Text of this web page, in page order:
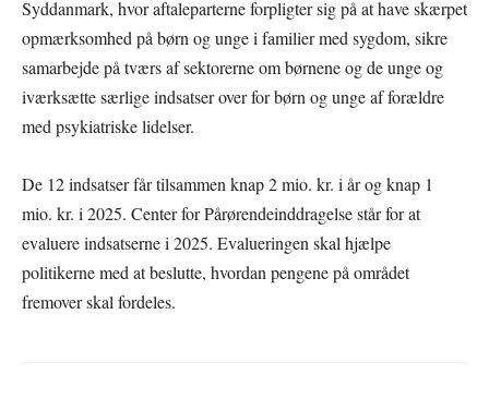
Syddanmark, hvor aftaleparterne forpligter sig på at have skærpet
opmærksomhed på børn og unge i familier med sygdom, sikre
samarbejde på tværs af sektorerne om børnene og de unge og
iværksætte særlige indsatser over for børn og unge af forældre
med psykiatriske lidelser.
De 12 indsatser får tilsammen knap 2 mio. kr. i år og knap 1
mio. kr. i 2025. Center for Pårørendeinddragelse står for at
evaluere indsatserne i 2025. Evalueringen skal hjælpe
politikerne med at beslutte, hvordan pengene på området
fremover skal fordeles.